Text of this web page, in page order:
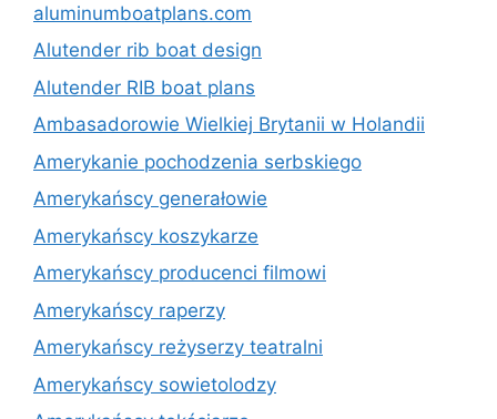
aluminumboatplans.com
Alutender rib boat design
Alutender RIB boat plans
Ambasadorowie Wielkiej Brytanii w Holandii
Amerykanie pochodzenia serbskiego
Amerykańscy generałowie
Amerykańscy koszykarze
Amerykańscy producenci filmowi
Amerykańscy raperzy
Amerykańscy reżyserzy teatralni
Amerykańscy sowietolodzy